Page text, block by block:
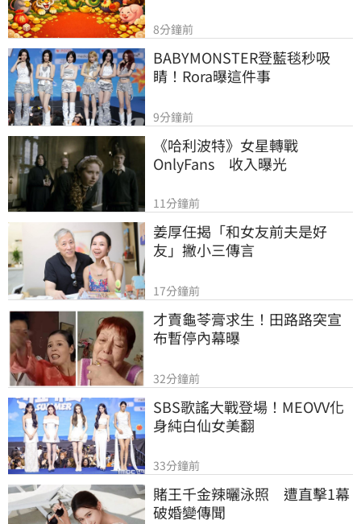
8分鐘前
BABYMONSTER登藍毯秒吸
睛！Rora曝這件事
9分鐘前
《哈利波特》女星轉戰
OnlyFans　收入曝光
11分鐘前
姜厚任揭「和女友前夫是好
友」撇小三傳言
17分鐘前
才賣龜苓膏求生！田路路突宣
布暫停內幕曝
32分鐘前
SBS歌謠大戰登場！MEOVV化
身純白仙女美翻
33分鐘前
賭王千金辣曬泳照　遭直擊1幕
破婚變傳聞